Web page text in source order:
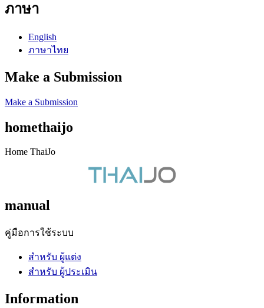
ภาษา
English
ภาษาไทย
Make a Submission
Make a Submission
homethaijo
Home ThaiJo
manual
คู่มือการใช้ระบบ
สำหรับ ผู้แต่ง
สำหรับ ผู้ประเมิน
Information